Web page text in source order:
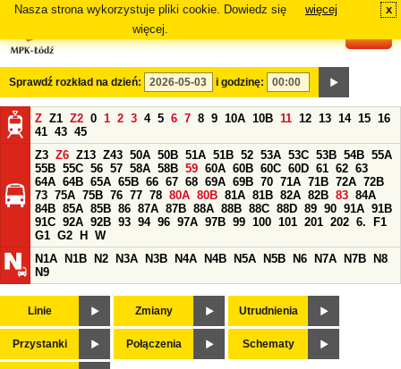
Nasza strona wykorzystuje pliki cookie. Dowiedz się
więcej.
więcej x
Sprawdź rozkład na dzień: i godzinę:
Z Z1 Z2 0 1 2 3 4 5 6 7 8 9 10A 10B 11 12 13 14 15 16
41 43 45
Z3 Z6 Z13 Z43 50A 50B 51A 51B 52 53A 53C 53B 54B 55A
55B 55C 56 57 58A 58B 59 60A 60B 60C 60D 61 62 63
64A 64B 65A 65B 66 67 68 69A 69B 70 71A 71B 72A 72B
73 75A 75B 76 77 78 80A 80B 81A 81B 82A 82B 83 84A
84B 85A 85B 86 87A 87B 88A 88B 88C 88D 89 90 91A 91B
91C 92A 92B 93 94 96 97A 97B 99 100 101 201 202 6.
F1
G1 G2 H
W
N1A
N1B N2 N3A N3B N4A N4B N5A N5B N6 N7A N7B
N8
N9
Linie Zmiany Utrudnienia
Przystanki Połączenia Schematy